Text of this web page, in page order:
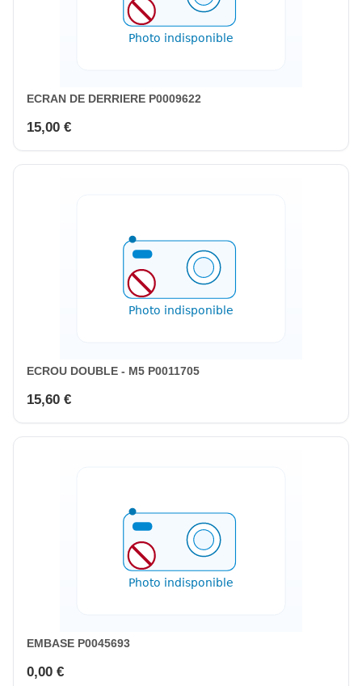
ECRAN DE DERRIERE P0009622
15,00 €
ECROU DOUBLE - M5 P0011705
15,60 €
EMBASE P0045693
0,00 €